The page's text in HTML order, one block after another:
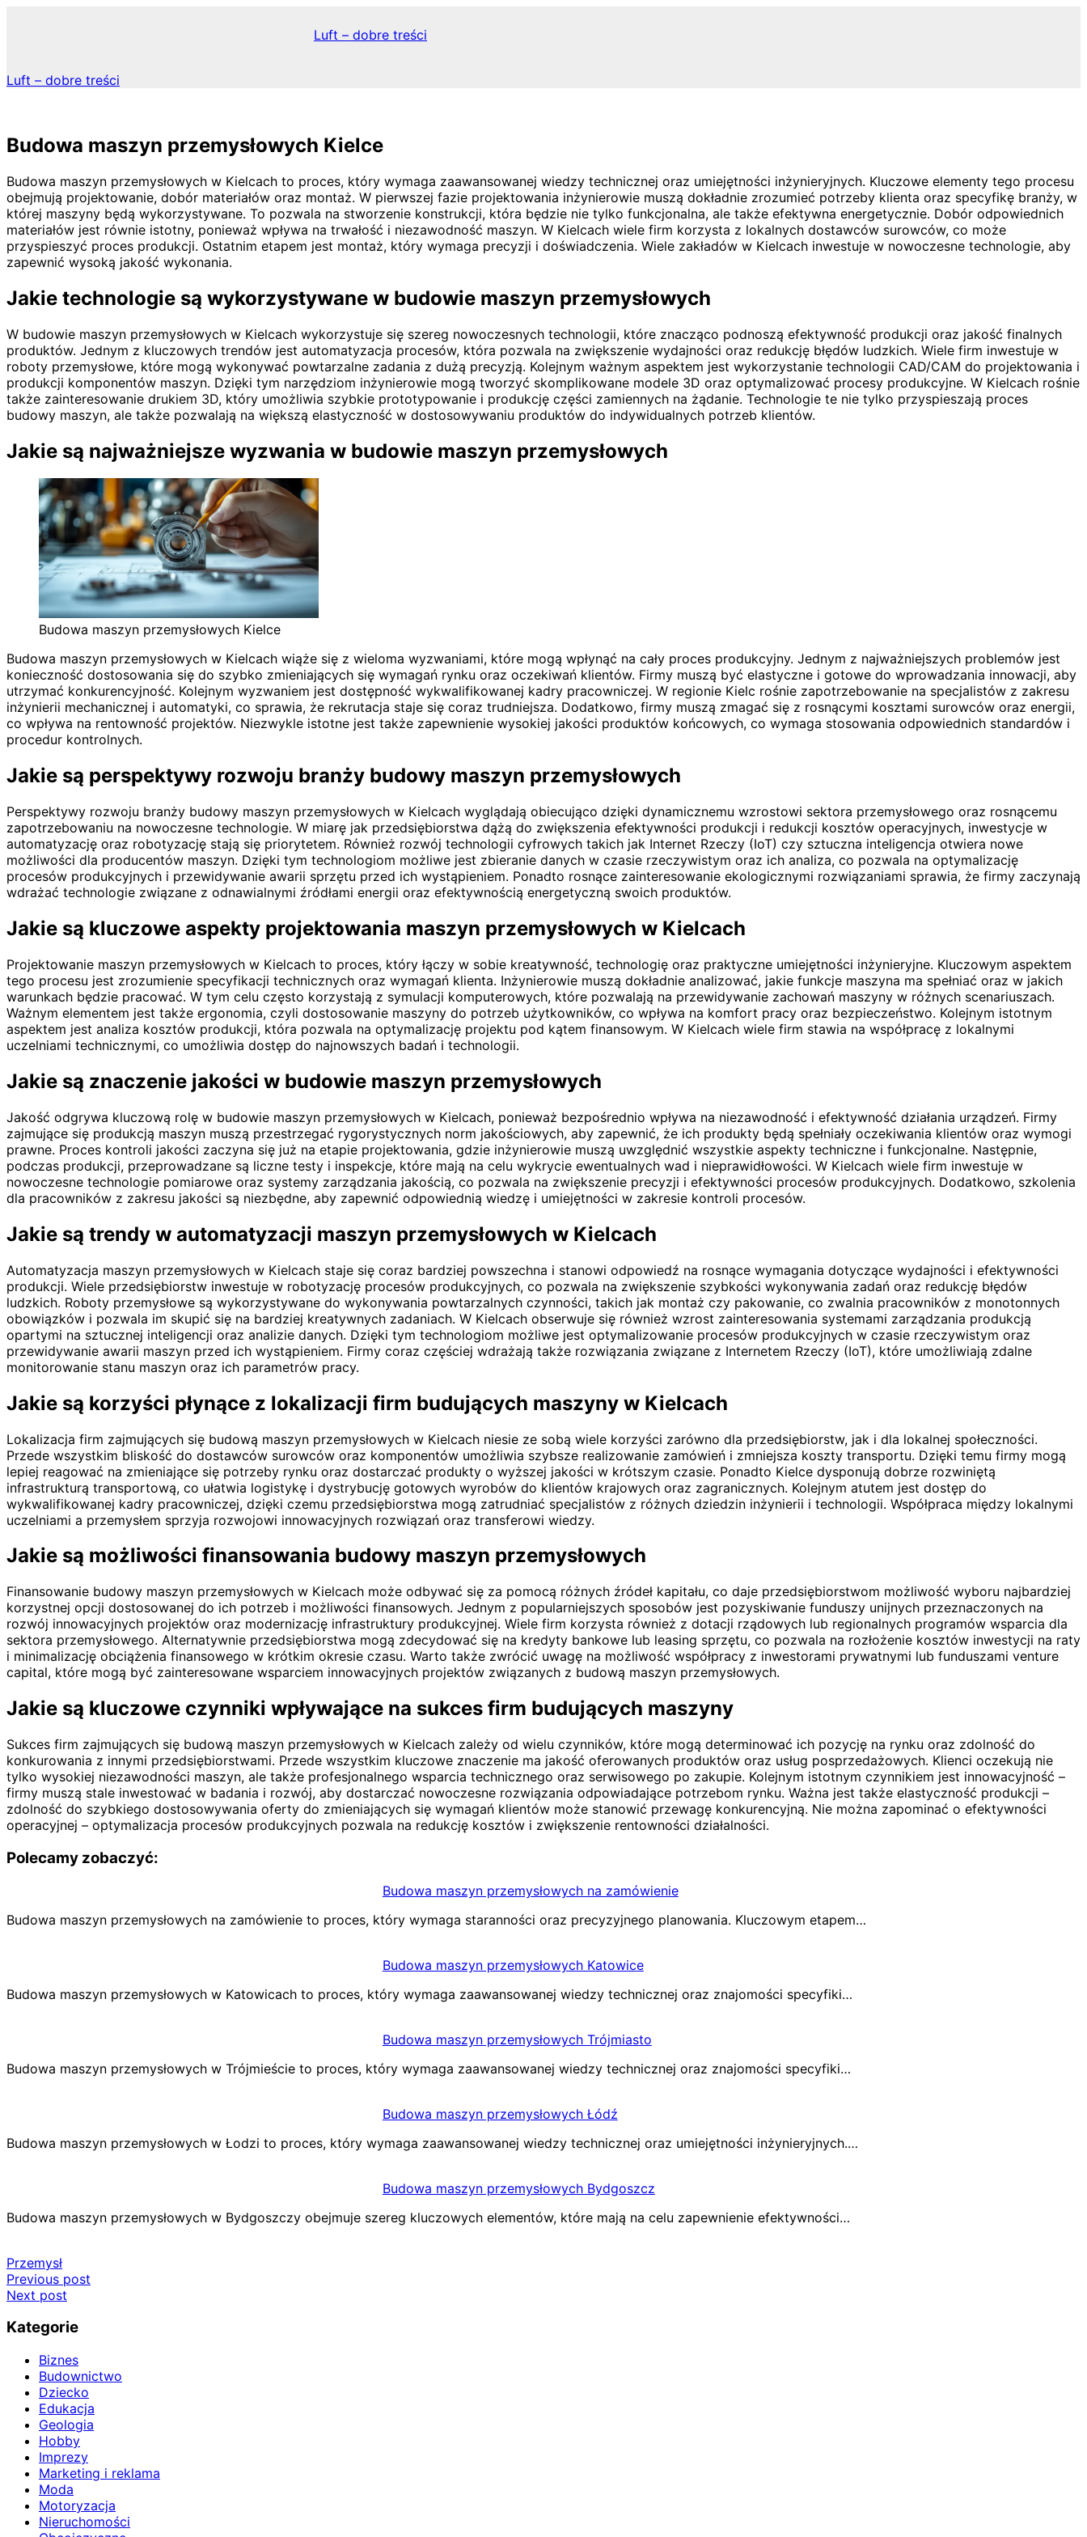
Luft – dobre treści
Luft – dobre treści
Budowa maszyn przemysłowych Kielce
Budowa maszyn przemysłowych w Kielcach to proces, który wymaga zaawansowanej wiedzy technicznej oraz umiejętności inżynieryjnych. Kluczowe elementy tego procesu
obejmują projektowanie, dobór materiałów oraz montaż. W pierwszej fazie projektowania inżynierowie muszą dokładnie zrozumieć potrzeby klienta oraz specyfikę branży, w
której maszyny będą wykorzystywane. To pozwala na stworzenie konstrukcji, która będzie nie tylko funkcjonalna, ale także efektywna energetycznie. Dobór odpowiednich
materiałów jest równie istotny, ponieważ wpływa na trwałość i niezawodność maszyn. W Kielcach wiele firm korzysta z lokalnych dostawców surowców, co może
przyspieszyć proces produkcji. Ostatnim etapem jest montaż, który wymaga precyzji i doświadczenia. Wiele zakładów w Kielcach inwestuje w nowoczesne technologie, aby
zapewnić wysoką jakość wykonania.
Jakie technologie są wykorzystywane w budowie maszyn przemysłowych
W budowie maszyn przemysłowych w Kielcach wykorzystuje się szereg nowoczesnych technologii, które znacząco podnoszą efektywność produkcji oraz jakość finalnych
produktów. Jednym z kluczowych trendów jest automatyzacja procesów, która pozwala na zwiększenie wydajności oraz redukcję błędów ludzkich. Wiele firm inwestuje w
roboty przemysłowe, które mogą wykonywać powtarzalne zadania z dużą precyzją. Kolejnym ważnym aspektem jest wykorzystanie technologii CAD/CAM do projektowania i
produkcji komponentów maszyn. Dzięki tym narzędziom inżynierowie mogą tworzyć skomplikowane modele 3D oraz optymalizować procesy produkcyjne. W Kielcach rośnie
także zainteresowanie drukiem 3D, który umożliwia szybkie prototypowanie i produkcję części zamiennych na żądanie. Technologie te nie tylko przyspieszają proces
budowy maszyn, ale także pozwalają na większą elastyczność w dostosowywaniu produktów do indywidualnych potrzeb klientów.
Jakie są najważniejsze wyzwania w budowie maszyn przemysłowych
Budowa maszyn przemysłowych Kielce
Budowa maszyn przemysłowych w Kielcach wiąże się z wieloma wyzwaniami, które mogą wpłynąć na cały proces produkcyjny. Jednym z najważniejszych problemów jest
konieczność dostosowania się do szybko zmieniających się wymagań rynku oraz oczekiwań klientów. Firmy muszą być elastyczne i gotowe do wprowadzania innowacji, aby
utrzymać konkurencyjność. Kolejnym wyzwaniem jest dostępność wykwalifikowanej kadry pracowniczej. W regionie Kielc rośnie zapotrzebowanie na specjalistów z zakresu
inżynierii mechanicznej i automatyki, co sprawia, że rekrutacja staje się coraz trudniejsza. Dodatkowo, firmy muszą zmagać się z rosnącymi kosztami surowców oraz energii,
co wpływa na rentowność projektów. Niezwykle istotne jest także zapewnienie wysokiej jakości produktów końcowych, co wymaga stosowania odpowiednich standardów i
procedur kontrolnych.
Jakie są perspektywy rozwoju branży budowy maszyn przemysłowych
Perspektywy rozwoju branży budowy maszyn przemysłowych w Kielcach wyglądają obiecująco dzięki dynamicznemu wzrostowi sektora przemysłowego oraz rosnącemu
zapotrzebowaniu na nowoczesne technologie. W miarę jak przedsiębiorstwa dążą do zwiększenia efektywności produkcji i redukcji kosztów operacyjnych, inwestycje w
automatyzację oraz robotyzację stają się priorytetem. Również rozwój technologii cyfrowych takich jak Internet Rzeczy (IoT) czy sztuczna inteligencja otwiera nowe
możliwości dla producentów maszyn. Dzięki tym technologiom możliwe jest zbieranie danych w czasie rzeczywistym oraz ich analiza, co pozwala na optymalizację
procesów produkcyjnych i przewidywanie awarii sprzętu przed ich wystąpieniem. Ponadto rosnące zainteresowanie ekologicznymi rozwiązaniami sprawia, że firmy zaczynają
wdrażać technologie związane z odnawialnymi źródłami energii oraz efektywnością energetyczną swoich produktów.
Jakie są kluczowe aspekty projektowania maszyn przemysłowych w Kielcach
Projektowanie maszyn przemysłowych w Kielcach to proces, który łączy w sobie kreatywność, technologię oraz praktyczne umiejętności inżynieryjne. Kluczowym aspektem
tego procesu jest zrozumienie specyfikacji technicznych oraz wymagań klienta. Inżynierowie muszą dokładnie analizować, jakie funkcje maszyna ma spełniać oraz w jakich
warunkach będzie pracować. W tym celu często korzystają z symulacji komputerowych, które pozwalają na przewidywanie zachowań maszyny w różnych scenariuszach.
Ważnym elementem jest także ergonomia, czyli dostosowanie maszyny do potrzeb użytkowników, co wpływa na komfort pracy oraz bezpieczeństwo. Kolejnym istotnym
aspektem jest analiza kosztów produkcji, która pozwala na optymalizację projektu pod kątem finansowym. W Kielcach wiele firm stawia na współpracę z lokalnymi
uczelniami technicznymi, co umożliwia dostęp do najnowszych badań i technologii.
Jakie są znaczenie jakości w budowie maszyn przemysłowych
Jakość odgrywa kluczową rolę w budowie maszyn przemysłowych w Kielcach, ponieważ bezpośrednio wpływa na niezawodność i efektywność działania urządzeń. Firmy
zajmujące się produkcją maszyn muszą przestrzegać rygorystycznych norm jakościowych, aby zapewnić, że ich produkty będą spełniały oczekiwania klientów oraz wymogi
prawne. Proces kontroli jakości zaczyna się już na etapie projektowania, gdzie inżynierowie muszą uwzględnić wszystkie aspekty techniczne i funkcjonalne. Następnie,
podczas produkcji, przeprowadzane są liczne testy i inspekcje, które mają na celu wykrycie ewentualnych wad i nieprawidłowości. W Kielcach wiele firm inwestuje w
nowoczesne technologie pomiarowe oraz systemy zarządzania jakością, co pozwala na zwiększenie precyzji i efektywności procesów produkcyjnych. Dodatkowo, szkolenia
dla pracowników z zakresu jakości są niezbędne, aby zapewnić odpowiednią wiedzę i umiejętności w zakresie kontroli procesów.
Jakie są trendy w automatyzacji maszyn przemysłowych w Kielcach
Automatyzacja maszyn przemysłowych w Kielcach staje się coraz bardziej powszechna i stanowi odpowiedź na rosnące wymagania dotyczące wydajności i efektywności
produkcji. Wiele przedsiębiorstw inwestuje w robotyzację procesów produkcyjnych, co pozwala na zwiększenie szybkości wykonywania zadań oraz redukcję błędów
ludzkich. Roboty przemysłowe są wykorzystywane do wykonywania powtarzalnych czynności, takich jak montaż czy pakowanie, co zwalnia pracowników z monotonnych
obowiązków i pozwala im skupić się na bardziej kreatywnych zadaniach. W Kielcach obserwuje się również wzrost zainteresowania systemami zarządzania produkcją
opartymi na sztucznej inteligencji oraz analizie danych. Dzięki tym technologiom możliwe jest optymalizowanie procesów produkcyjnych w czasie rzeczywistym oraz
przewidywanie awarii maszyn przed ich wystąpieniem. Firmy coraz częściej wdrażają także rozwiązania związane z Internetem Rzeczy (IoT), które umożliwiają zdalne
monitorowanie stanu maszyn oraz ich parametrów pracy.
Jakie są korzyści płynące z lokalizacji firm budujących maszyny w Kielcach
Lokalizacja firm zajmujących się budową maszyn przemysłowych w Kielcach niesie ze sobą wiele korzyści zarówno dla przedsiębiorstw, jak i dla lokalnej społeczności.
Przede wszystkim bliskość do dostawców surowców oraz komponentów umożliwia szybsze realizowanie zamówień i zmniejsza koszty transportu. Dzięki temu firmy mogą
lepiej reagować na zmieniające się potrzeby rynku oraz dostarczać produkty o wyższej jakości w krótszym czasie. Ponadto Kielce dysponują dobrze rozwiniętą
infrastrukturą transportową, co ułatwia logistykę i dystrybucję gotowych wyrobów do klientów krajowych oraz zagranicznych. Kolejnym atutem jest dostęp do
wykwalifikowanej kadry pracowniczej, dzięki czemu przedsiębiorstwa mogą zatrudniać specjalistów z różnych dziedzin inżynierii i technologii. Współpraca między lokalnymi
uczelniami a przemysłem sprzyja rozwojowi innowacyjnych rozwiązań oraz transferowi wiedzy.
Jakie są możliwości finansowania budowy maszyn przemysłowych
Finansowanie budowy maszyn przemysłowych w Kielcach może odbywać się za pomocą różnych źródeł kapitału, co daje przedsiębiorstwom możliwość wyboru najbardziej
korzystnej opcji dostosowanej do ich potrzeb i możliwości finansowych. Jednym z popularniejszych sposobów jest pozyskiwanie funduszy unijnych przeznaczonych na
rozwój innowacyjnych projektów oraz modernizację infrastruktury produkcyjnej. Wiele firm korzysta również z dotacji rządowych lub regionalnych programów wsparcia dla
sektora przemysłowego. Alternatywnie przedsiębiorstwa mogą zdecydować się na kredyty bankowe lub leasing sprzętu, co pozwala na rozłożenie kosztów inwestycji na raty
i minimalizację obciążenia finansowego w krótkim okresie czasu. Warto także zwrócić uwagę na możliwość współpracy z inwestorami prywatnymi lub funduszami venture
capital, które mogą być zainteresowane wsparciem innowacyjnych projektów związanych z budową maszyn przemysłowych.
Jakie są kluczowe czynniki wpływające na sukces firm budujących maszyny
Sukces firm zajmujących się budową maszyn przemysłowych w Kielcach zależy od wielu czynników, które mogą determinować ich pozycję na rynku oraz zdolność do
konkurowania z innymi przedsiębiorstwami. Przede wszystkim kluczowe znaczenie ma jakość oferowanych produktów oraz usług posprzedażowych. Klienci oczekują nie
tylko wysokiej niezawodności maszyn, ale także profesjonalnego wsparcia technicznego oraz serwisowego po zakupie. Kolejnym istotnym czynnikiem jest innowacyjność –
firmy muszą stale inwestować w badania i rozwój, aby dostarczać nowoczesne rozwiązania odpowiadające potrzebom rynku. Ważna jest także elastyczność produkcji –
zdolność do szybkiego dostosowywania oferty do zmieniających się wymagań klientów może stanowić przewagę konkurencyjną. Nie można zapominać o efektywności
operacyjnej – optymalizacja procesów produkcyjnych pozwala na redukcję kosztów i zwiększenie rentowności działalności.
Polecamy zobaczyć:
Budowa maszyn przemysłowych na zamówienie
Budowa maszyn przemysłowych na zamówienie to proces, który wymaga staranności oraz precyzyjnego planowania. Kluczowym etapem…
Budowa maszyn przemysłowych Katowice
Budowa maszyn przemysłowych w Katowicach to proces, który wymaga zaawansowanej wiedzy technicznej oraz znajomości specyfiki…
Budowa maszyn przemysłowych Trójmiasto
Budowa maszyn przemysłowych w Trójmieście to proces, który wymaga zaawansowanej wiedzy technicznej oraz znajomości specyfiki…
Budowa maszyn przemysłowych Łódź
Budowa maszyn przemysłowych w Łodzi to proces, który wymaga zaawansowanej wiedzy technicznej oraz umiejętności inżynieryjnych.…
Budowa maszyn przemysłowych Bydgoszcz
Budowa maszyn przemysłowych w Bydgoszczy obejmuje szereg kluczowych elementów, które mają na celu zapewnienie efektywności…
Przemysł
Nawigacja
wpisu
Previous post
Next post
Kategorie
Biznes
Budownictwo
Dziecko
Edukacja
Geologia
Hobby
Imprezy
Marketing i reklama
Moda
Motoryzacja
Nieruchomości